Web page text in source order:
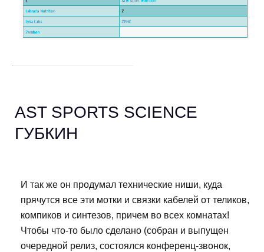
AST SPORTS SCIENCE
ГУБКИН
И так же он продумал технические ниши, куда
прячутся все эти мотки и связки кабелей от теликов,
компиков и синтезов, причем во всех комнатах!
Чтобы что-то было сделано (собран и выпущен
очередной релиз, состоялся конференц-звонок,